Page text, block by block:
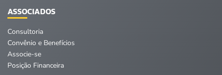
ASSOCIADOS
Consultoria
Convênio e Benefícios
Associe-se
Posição Financeira